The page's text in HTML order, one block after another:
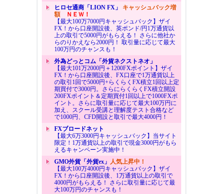
ヒロセ通商「LION FX」 キャッシュバック増
額ＮＥＷ！
【最大100万7000円キャッシュバック】ザイ
FX！から口座開設後、英ポンド/円1万通貨以
上の取引で5000円がもらえる！ さらに他社か
らのりかえなら2000円！ 取引量に応じて最大
100万円のチャンスも！
外為どっとコム「外貨ネクストネオ」
【最大101万2000円＋1200FXポイント】ザイ
FX！から口座開設後、FX口座で1万通貨以上
の取引1回で5000円+らくらくFX積立1回以上定
期買付で3000円。さらにらくらくFX積立開設
200FXポイント＆定期買付1回以上で1000FXポ
イント。さらに取引量に応じて最大100万円に
加え、スクール受講と理解度テスト合格など
で1000円、CFD開設と取引で最大4000円！
FXブロードネット
【最大6万3000円キャッシュバック】当サイト
限定！1万通貨以上の取引で現金3000円がもら
えるキャンペーン実施中！
GMO外貨「外貨ex」 人気上昇中！
【最大100万4000円キャッシュバック】ザイ
FX！から口座開設後、1万通貨以上の取引で
4000円がもらえる！ さらに取引量に応じて最
大100万円のチャンスも！